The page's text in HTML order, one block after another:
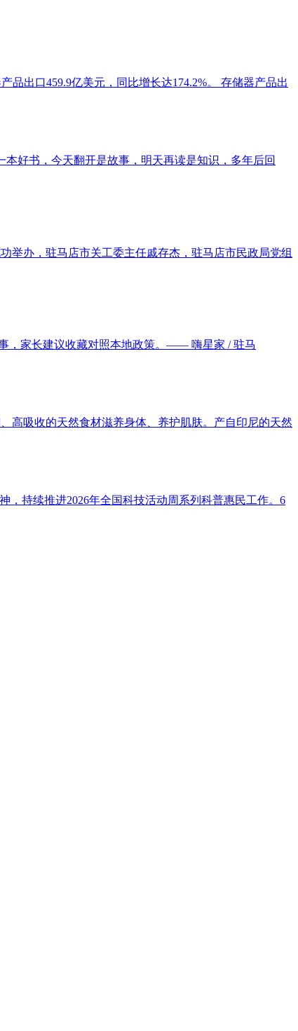
品出口459.9亿美元，同比增长达174.2%。 存储器产品出
好书，今天翻开是故事，明天再读是知识，多年后回
举办，驻马店市关工委主任戚存杰，驻马店市民政局党组
，家长建议收藏对照本地政策。—— 嗨星家 / 驻马
高吸收的天然食材滋养身体、养护肌肤。产自印尼的天然
，持续推进2026年全国科技活动周系列科普惠民工作。6